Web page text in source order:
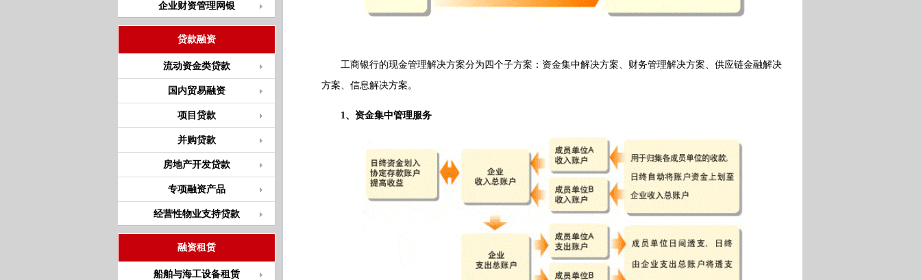
企业财资管理网银
贷款融资
流动资金类贷款
国内贸易融资
项目贷款
并购贷款
房地产开发贷款
专项融资产品
经营性物业支持贷款
融资租赁
船舶与海工设备租赁
工商银行的现金管理解决方案分为四个子方案：资金集中解决方案、财务管理解决方案、供应链金融解决
方案、信息解决方案。
1、资金集中管理服务